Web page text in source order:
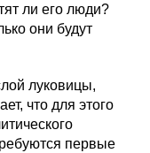
ли его люди?
они будут
луковицы,
что для этого
первые